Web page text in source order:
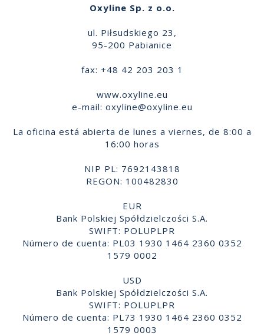
Oxyline Sp. z o.o.
ul. Piłsudskiego 23,
95-200 Pabianice
fax: +48 42 203 203 1
www.oxyline.eu
e-mail: oxyline@oxyline.eu
La oficina está abierta de lunes a viernes, de 8:00 a
16:00 horas
NIP PL: 7692143818
REGON: 100482830
EUR
Bank Polskiej Spółdzielczości S.A.
SWIFT: POLUPLPR
Número de cuenta: PL03 1930 1464 2360 0352
1579 0002
USD
Bank Polskiej Spółdzielczości S.A.
SWIFT: POLUPLPR
Número de cuenta: PL73 1930 1464 2360 0352
1579 0003